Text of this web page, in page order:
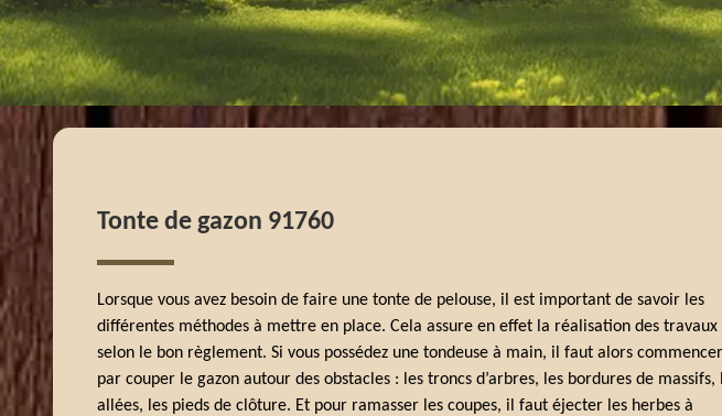
Tonte de gazon 91760
Lorsque vous avez besoin de faire une tonte de pelouse, il est important de savoir les
différentes méthodes à mettre en place. Cela assure en effet la réalisation des travaux
selon le bon règlement. Si vous possédez une tondeuse à main, il faut alors commencer
par couper le gazon autour des obstacles : les troncs d’arbres, les bordures de massifs,
allées, les pieds de clôture. Et pour ramasser les coupes, il faut éjecter les herbes à